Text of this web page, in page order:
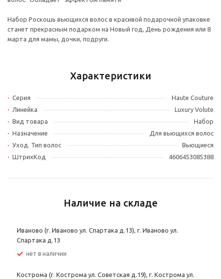
Набор Роскошь вьющихся волос в красивой подарочной упаковке
станет прекрасным подарком на Новый год, День рождения или 8
марта для мамы, дочки, подруги.
Характеристики
Серия
Haute Couture
Линейка
Luxury Volute
Вид товара
Набор
Назначение
Для вьющихся волос
Уход. Тип волос
Вьющиеся
ШтрихКод
4606453085388
Наличие на складе
Иваново (г. Иваново ул. Спартака д.13), г. Иваново ул.
Спартака д.13
Нет в наличии
Кострома (г. Кострома ул. Советская д.19), г. Кострома ул.